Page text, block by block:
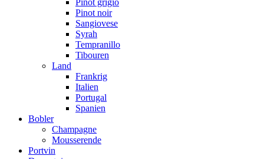
Pinot noir
Sangiovese
Syrah
Tempranillo
Tibouren
Land
Frankrig
Italien
Portugal
Spanien
Bobler
Champagne
Mousserende
Portvin